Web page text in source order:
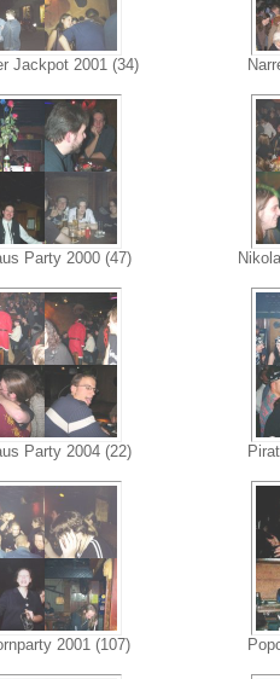
Jackpot 2001 (34)
Party 2000 (47)
Party 2004 (22)
2001 (107)